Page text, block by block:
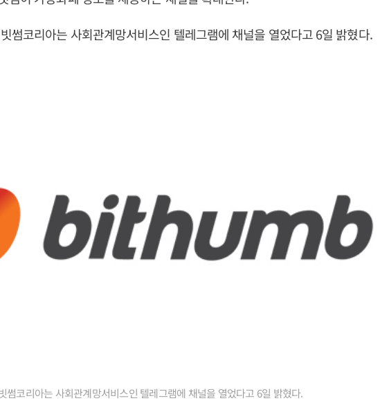
썸코리아는 사회관계망서비스인 텔레그램에 채널을 열었다고 6일 밝혔다.
코리아는 사회관계망서비스인 텔레그램에 채널을 열었다고 6일 밝혔다.